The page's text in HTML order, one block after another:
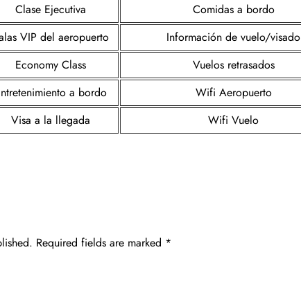
Clase Ejecutiva
Comidas a bordo
VIP del aeropuerto
Información de vuelo/visado
Economy Class
Vuelos retrasados
a bordo
Wifi Aeropuerto
Visa a la llegada Wifi Vuelo
Required fields are marked *